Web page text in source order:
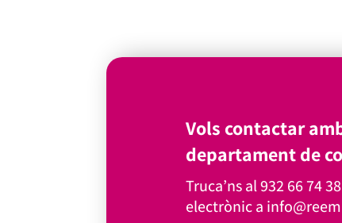
Vols contactar
departament de
Truca’ns al932 66 74 38
electrònic a